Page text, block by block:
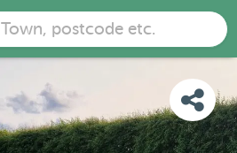
Town, postcode etc.